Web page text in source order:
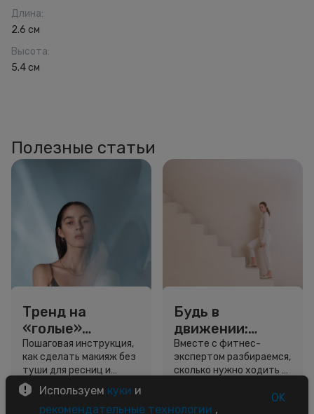
Длина:
2.6 см
Высота:
5.4 см
Полезные статьи
Тренд на
«голые»
ресницы: как
выглядеть
свежо, не
используя тушь
Пошаговая инструкция,
как сделать макияж без
туши для ресниц и
звёздный образ для
вдохновения.
3 минуты
Будь в
движении:
сколько нужно
шагов для
красоты и
Вместе с фитнес-
экспертом разбираемся,
сколько нужно ходить и
5 минут
Используем куки и
рекомендательные технологии ,
OK